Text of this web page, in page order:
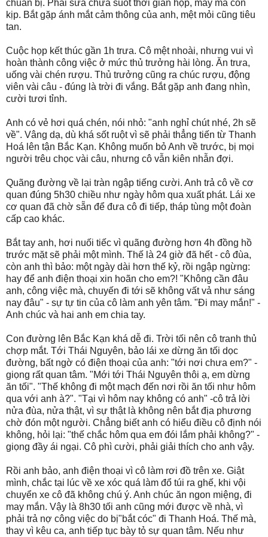
chuẩn bị. Phải sửa chữa suốt thời gian họp, may mà còn
kịp. Bắt gặp ánh mắt cảm thông của anh, mệt mỏi cũng tiêu
tan.
Cuộc họp kết thúc gần 1h trưa. Cô mệt nhoài, nhưng vui vì
hoàn thành công việc ở mức thủ trưởng hài lòng. Ăn trưa,
uống vài chén rượu. Thủ trưởng cũng ra chúc rượu, động
viên vài câu - đúng là trời đi vắng. Bắt gặp anh đang nhìn,
cười tươi tỉnh.
Anh có vẻ hơi quá chén, nói nhỏ: "anh nghỉ chút nhé, 2h sẽ
về". Vâng dạ, dù khá sốt ruột vì sẽ phải thẳng tiến từ Thanh
Hoá lên tận Bắc Kạn. Không muốn bỏ Anh về trước, bị mọi
người trêu chọc vài câu, nhưng cô vẫn kiên nhẫn đợi.
Quãng đường về lại tràn ngập tiếng cười. Anh trả cô về cơ
quan đúng 5h30 chiều như ngày hôm qua xuất phát. Lái xe
cơ quan đã chờ sẵn để đưa cô đi tiếp, tháp tùng một đoàn
cấp cao khác.
Bắt tay anh, hơi nuối tiếc vì quãng đường hơn 4h đồng hồ
trước mặt sẽ phải một mình. Thế là 24 giờ đã hết - cô đùa,
còn anh thì bảo: một ngày dài hơn thế kỷ, rồi ngập ngừng:
hay để anh điện thoại xin hoãn cho em?! "Không cần đâu
anh, công việc mà, chuyến đi tới sẽ không vất vả như sáng
nay đâu" - sự tự tin của cô làm anh yên tâm. "Đi may mắn!" -
Anh chúc và hai anh em chia tay.
Con đường lên Bắc Kạn khá dễ đi. Trời tối nên cô tranh thủ
chợp mắt. Tới Thái Nguyên, bảo lái xe dừng ăn tối dọc
đường, bất ngờ có điện thoại của anh: "tới nơi chưa em?" -
giọng rất quan tâm. "Mới tới Thái Nguyên thôi ạ, em dừng
ăn tối". "Thế không đi một mạch đến nơi rồi ăn tối như hôm
qua với anh à?". "Tại vì hôm nay không có anh" -cô trả lời
nửa đùa, nửa thật, vì sự thật là không nên bắt địa phương
chờ đón một người. Chẳng biết anh có hiểu điều cô định nói
không, hỏi lại: "thế chắc hôm qua em đói lắm phải không?" -
giọng đầy ái ngại. Cô phì cười, phải giải thích cho anh vậy.
Rồi anh bảo, anh điện thoại vì cô làm rơi đồ trên xe. Giật
mình, chắc tại lúc về xe xóc quá làm đổ túi ra ghế, khi vội
chuyển xe cô đã không chú ý. Anh chúc ăn ngon miệng, đi
may mắn. Vậy là 8h30 tối anh cũng mới được về nhà, vì
phải trả nợ công việc do bị"bắt cóc" đi Thanh Hoá. Thế mà,
thay vì kêu ca, anh tiếp tục bày tỏ sự quan tâm. Nếu như